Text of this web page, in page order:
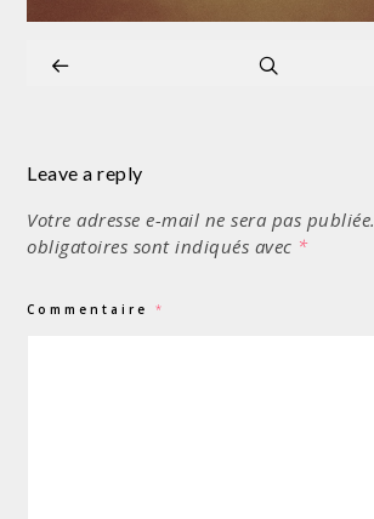
Leave a reply
Votre adresse e-mail ne sera pas publiée.
obligatoires sont indiqués avec *
Commentaire*